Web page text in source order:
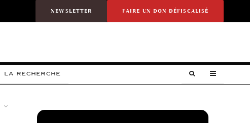
NEWSLETTER FAIRE UN DON DÉFISCALISÉ
LA RECHERCHE